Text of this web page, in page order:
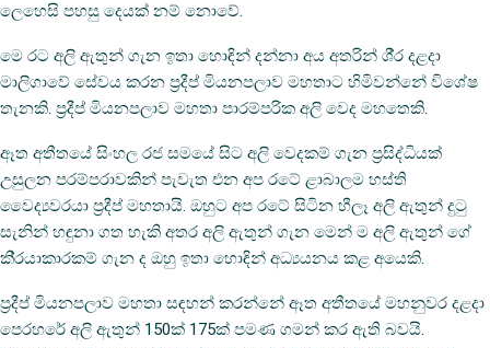
ලෙහෙසි පහසු දෙයක් නම් නොවේ.
මෙ රට අලි ඇතුන් ගැන ඉතා හොඳින් දන්නා අය අතරින් ශී‍්‍ර දළදා
මාලිගාවේ සේවය කරන ප‍්‍රදීප් මියනපලාව මහතාට හිමිවන්නේ විශේෂ
තැනකි. ප‍්‍රදීප් මියනපලාව මහතා පාරම්පරික අලි වෙද මහතෙකි.
ඈත අතීතයේ සිංහල රජ සමයේ සිට අලි වෙදකම් ගැන ප‍්‍රසිද්ධියක්
උසුලන පරම්පරාවකින් පැවැත එන අප රටේ ළාබාලම හස්ති
වෛද්‍යවරයා ප‍්‍රදීප් මහතායි. ඔහුට අප රටේ සිටින හීලෑ අලි ඇතුන් දුටු
සැනින් හඳුනා ගත හැකි අතර අලි ඇතුන් ගැන මෙන් ම අලි ඇතුන් ගේ
කි‍්‍රයාකාරකම් ගැන ද ඔහු ඉතා හොඳින් අධ්‍යයනය කළ අයෙකි.
ප‍්‍රදීප් මියනපලාව මහතා සඳහන් කරන්නේ ඈත අතීතයේ මහනුවර දළදා
පෙරහරේ අලි ඇතුන් 150ක් 175ක් පමණ ගමන් කර ඇති බවයි.